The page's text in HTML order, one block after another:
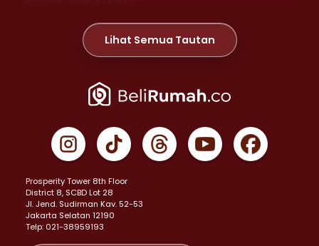
Properti Dijual di Meruya >
Properti Dijual di Jelambar >
Properti Dijual di Jakarta Pusat >
Properti Dijual di Gambir >
Properti Dijual di Johar Baru >
Properti Dijual di Menteng >
Properti Dijual di Senen >
Properti Dijual di Tanah Abang >
Properti Dijual di Cikini >
Lihat Semua Tautan
Prosperity Tower 8th Floor
District 8, SCBD Lot 28
JI. Jend. Sudirman Kav. 52-53
Jakarta Selatan 12190
Telp: 021-38959193